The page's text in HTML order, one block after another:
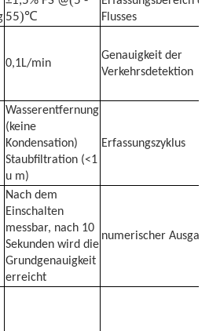
55)℃
Flusses
0,1L/min
Genauigkeit der
Verkehrsdetektion
Wasserentfernung
(keine
Kondensation)
Staubfiltration (<1
u m)
Erfassungszyklus
Nach dem
Einschalten
messbar, nach 10
Sekunden wird die
Grundgenauigkeit
erreicht
numerischer